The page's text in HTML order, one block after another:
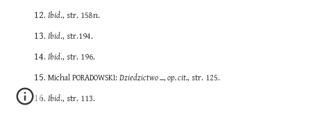
Ibid., str. 158n.
Ibid., str.194.
Ibid., str. 196.
Michal PORADOWSKI: Dziedzictwo ..., op. cit., str. 125.
Ibid., str. 113.